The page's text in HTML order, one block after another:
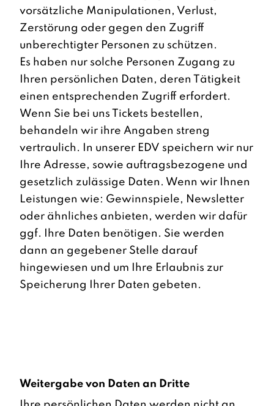
vorsätzliche Manipulationen, Verlust,
Zerstörung oder gegen den Zugriff
unberechtigter Personen zu schützen.
Es haben nur solche Personen Zugang zu
Ihren persönlichen Daten, deren Tätigkeit
einen entsprechenden Zugriff erfordert.
Wenn Sie bei uns Tickets bestellen,
behandeln wir ihre Angaben streng
vertraulich. In unserer EDV speichern wir nur
Ihre Adresse, sowie auftragsbezogene und
gesetzlich zulässige Daten. Wenn wir Ihnen
Leistungen wie: Gewinnspiele, Newsletter
oder ähnliches anbieten, werden wir dafür
ggf. Ihre Daten benötigen. Sie werden
dann an gegebener Stelle darauf
hingewiesen und um Ihre Erlaubnis zur
Speicherung Ihrer Daten gebeten.
Weitergabe von Daten an Dritte